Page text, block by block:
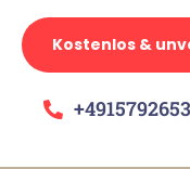
Kostenlos &